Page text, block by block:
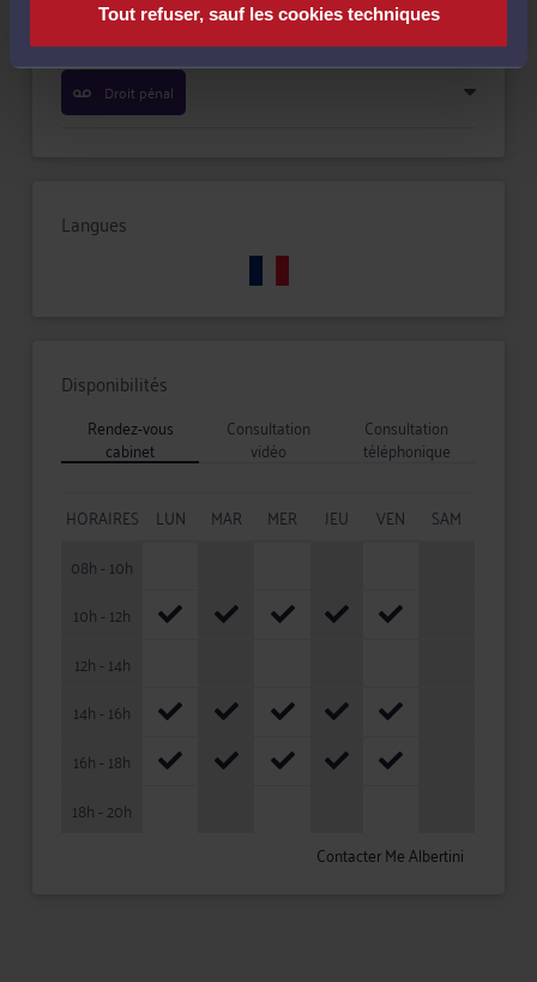
Tout refuser, sauf les cookies techniques
Droit des enfants
Droit pénal
Langues
Disponibilités
Rendez-vous
cabinet
Consultation
vidéo
Consultation
téléphonique
HORAIRES LUN MAR MER JEU VEN
SAM
08h - 10h
10h - 12h
12h - 14h
14h - 16h
16h - 18h
18h - 20h
Contacter Me Albertini